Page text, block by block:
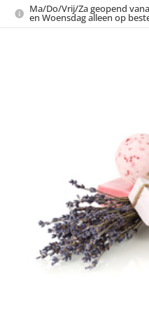
Ma/Do/Vrij/Za geopend
en Woensdag alleen op